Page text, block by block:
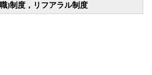
)制度，リフアラル制度